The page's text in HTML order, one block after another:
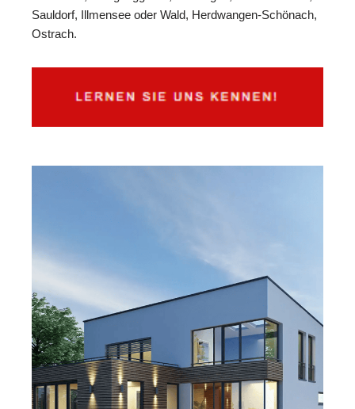
Sauldorf, Illmensee oder Wald, Herdwangen-Schönach,
Ostrach.